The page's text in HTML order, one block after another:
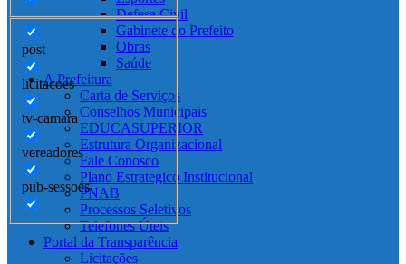
post
licitacoes
tv-camara
vereadores
pub-sessoes
Defesa Civil
Gabinete do Prefeito
Obras
Saúde
A Prefeitura
Carta de Serviços
Conselhos Municipais
EDUCASUPERIOR
Estrutura Organizacional
Fale Conosco
Plano Estrategico Institucional
PNAB
Processos Seletivos
Telefones Úteis
Portal da Transparência
Licitações